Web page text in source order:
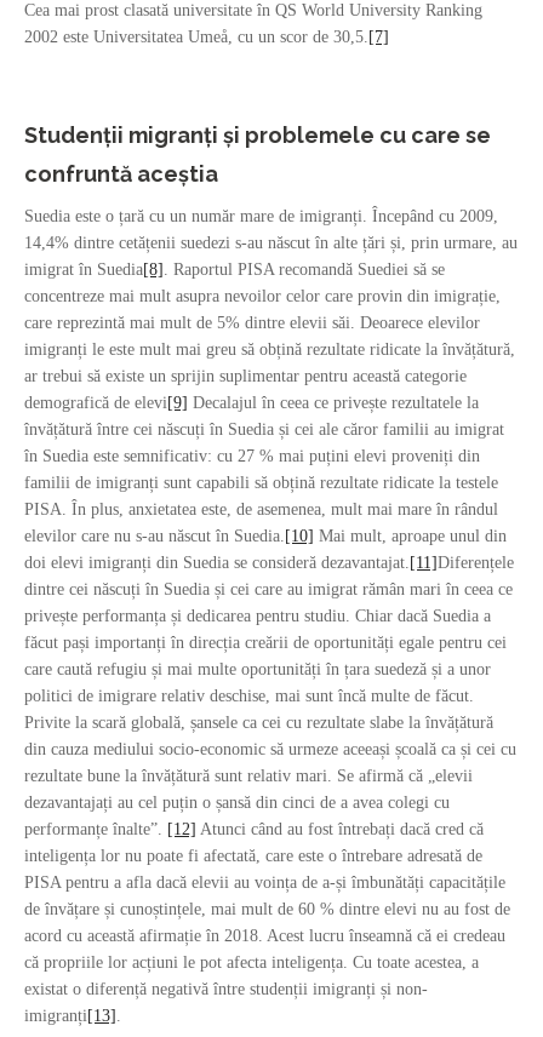
Cea mai prost clasată universitate în QS World University Ranking
2002 este Universitatea Umeå, cu un scor de 30,5. [7]
Studenții migranți și problemele cu care se
confruntă aceștia
Suedia este o țară cu un număr mare de imigranți. Începând cu 2009,
14,4% dintre cetățenii suedezi s-au născut în alte țări și, prin urmare, au
imigrat în Suedia[8] . Raportul PISA recomandă Suediei să se
concentreze mai mult asupra nevoilor celor care provin din imigrație,
care reprezintă mai mult de 5% dintre elevii săi. Deoarece elevilor
imigranți le este mult mai greu să obțină rezultate ridicate la învățătură,
ar trebui să existe un sprijin suplimentar pentru această categorie
demografică de elevi[9] Decalajul în ceea ce privește rezultatele la
învățătură între cei născuți în Suedia și cei ale căror familii au imigrat
în Suedia este semnificativ: cu 27 % mai puțini elevi proveniți din
familii de imigranți sunt capabili să obțină rezultate ridicate la testele
PISA. În plus, anxietatea este, de asemenea, mult mai mare în rândul
elevilor care nu s-au născut în Suedia. [10] Mai mult, aproape unul din
doi elevi imigranți din Suedia se consideră dezavantajat. [11]Diferențele
dintre cei născuți în Suedia și cei care au imigrat rămân mari în ceea ce
privește performanța și dedicarea pentru studiu. Chiar dacă Suedia a
făcut pași importanți în direcția creării de oportunități egale pentru cei
care caută refugiu și mai multe oportunități în țara suedeză și a unor
politici de imigrare relativ deschise, mai sunt încă multe de făcut.
Privite la scară globală, șansele ca cei cu rezultate slabe la învățătură
din cauza mediului socio-economic să urmeze aceeași școală ca și cei cu
rezultate bune la învățătură sunt relativ mari. Se afirmă că „elevii
dezavantajați au cel puțin o șansă din cinci de a avea colegi cu
performanțe înalte”. [12] Atunci când au fost întrebați dacă cred că
inteligența lor nu poate fi afectată, care este o întrebare adresată de
PISA pentru a afla dacă elevii au voința de a-și îmbunătăți capacitățile
de învățare și cunoștințele, mai mult de 60 % dintre elevi nu au fost de
acord cu această afirmație în 2018. Acest lucru înseamnă că ei credeau
că propriile lor acțiuni le pot afecta inteligența. Cu toate acestea, a
existat o diferență negativă între studenții imigranți și non-
imigranți[13] .